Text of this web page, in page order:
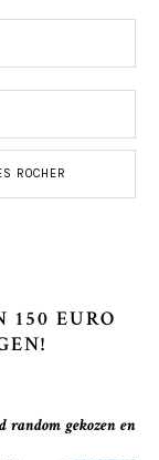
ROCHER
150 EURO
random gekozen en